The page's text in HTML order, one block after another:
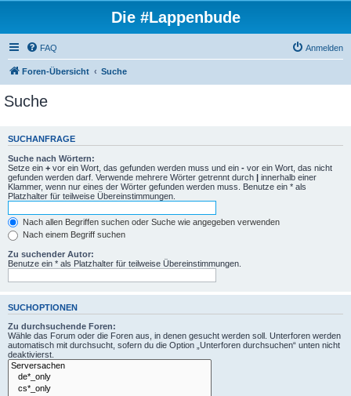
Die #Lappenbude
FAQ Anmelden
Foren-Übersicht Suche
Suche
SUCHANFRAGE
Suche nach Wörtern:
Setze ein + vor ein Wort, das gefunden werden muss und ein - vor ein Wort, das nicht
gefunden werden darf. Verwende mehrere Wörter getrennt durch | innerhalb einer
Klammer, wenn nur eines der Wörter gefunden werden muss. Benutze ein * als
Platzhalter für teilweise Übereinstimmungen.
Nach allen Begriffen suchen oder Suche wie angegeben verwenden
Nach einem Begriff suchen
Zu suchender Autor:
Benutze ein * als Platzhalter für teilweise Übereinstimmungen.
SUCHOPTIONEN
Zu durchsuchende Foren:
Wähle das Forum oder die Foren aus, in denen gesucht werden soll. Unterforen werden
automatisch mit durchsucht, sofern du die Option „Unterforen durchsuchen“ unten nicht
deaktivierst.